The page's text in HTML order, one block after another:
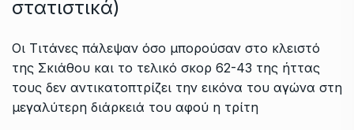
στατιστικά)
Oι Τιτάνες πάλεψαν όσο μπορούσαν στο κλειστό
της Σκιάθου και το τελικό σκορ 62-43 της ήττας
τους δεν αντικατοπτρίζει την εικόνα του αγώνα στη
μεγαλύτερη διάρκειά του αφού η τρίτη